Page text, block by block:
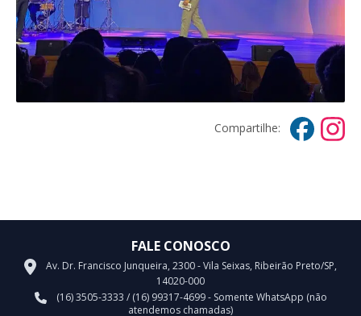
Compartilhe:
FALE CONOSCO
Av. Dr. Francisco Junqueira, 2300 - Vila Seixas, Ribeirão Preto/SP,
14020-000
(16) 3505-3333 / (16) 99317-4699 - Somente WhatsApp (não
atendemos chamadas)